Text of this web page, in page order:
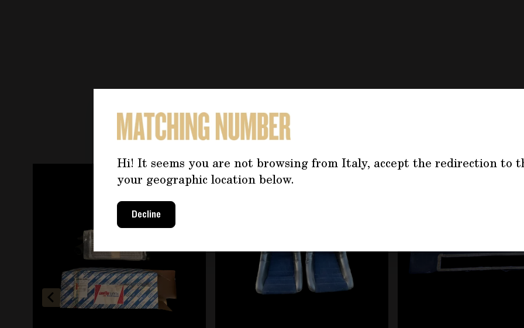
Hi! It seems you are not browsing from Italy, accept the redirection to
your geographic location below.
Decline
POTREBBE INTERESSARTI
È possibile navigare tra gli elementi del carosello utilizzando il tasto tabulazione. È possibile saltare il
Premere per saltare il carosello